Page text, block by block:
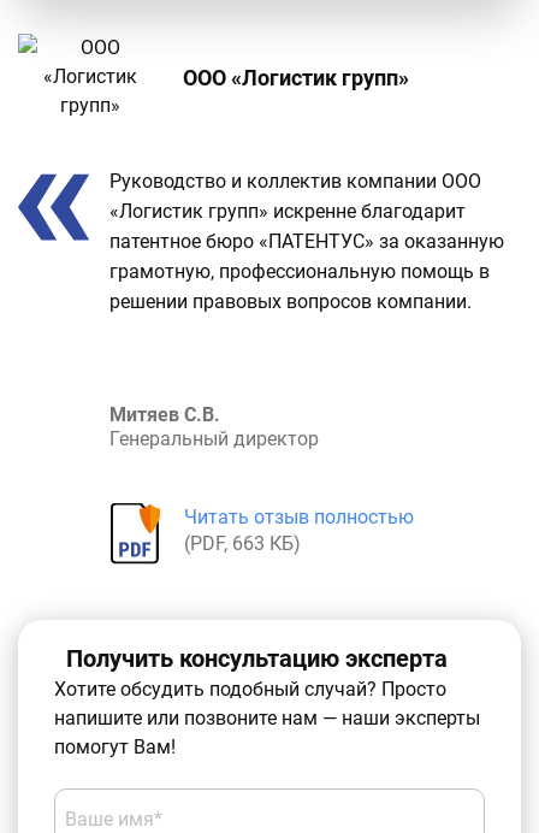
ООО «Логистик групп»
Отзыв
о
проекте
Митяев С.В.
Генеральный директор
Читать отзыв полностью
(PDF, 663 КБ)
Руководство и коллектив компании ООО
«Логистик групп» искренне благодарит
патентное бюро «ПАТЕНТУС» за оказанную
грамотную, профессиональную помощь в
решении правовых вопросов компании.
Получить консультацию эксперта
Хотите обсудить подобный случай? Просто
напишите или позвоните нам — наши эксперты
помогут Вам!
Ваше имя*